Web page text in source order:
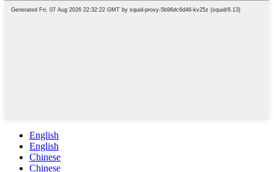
English
English
Chinese
Chinese